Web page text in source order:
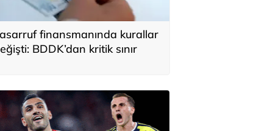
finansmanında kurallar
BDDK’dan kritik sınır